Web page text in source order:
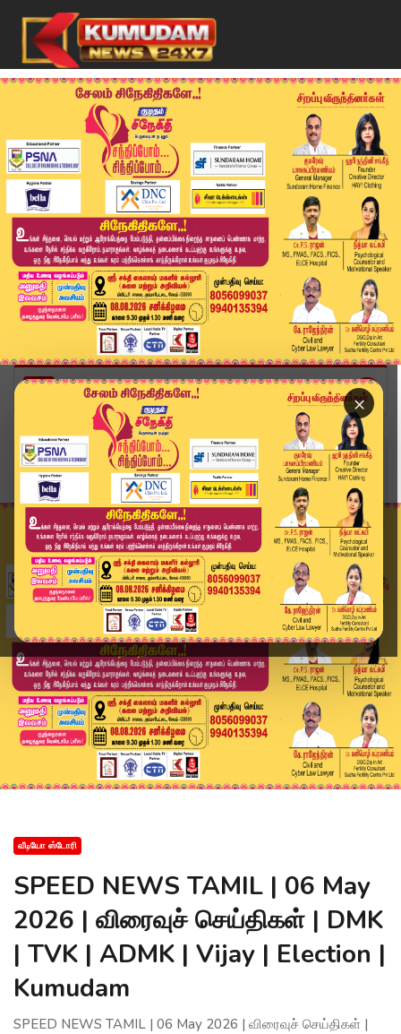
×
Home
வீடியோ ஸ்டோரி
SPEED NEWS TAMIL | 06 May 2026 | விரைவுச் செய்த...
வீடியோ ஸ்டோரி
SPEED NEWS TAMIL | 06 May
2026 | விரைவுச் செய்திகள் | DMK
| TVK | ADMK | Vijay | Election |
Kumudam
SPEED NEWS TAMIL | 06 May 2026 | விரைவுச் செய்திகள் |